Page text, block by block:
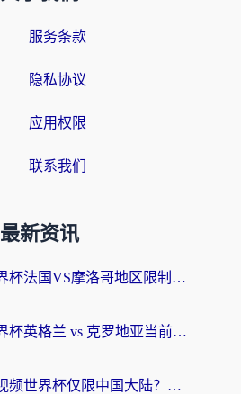
服务条款
隐私协议
应用权限
联系我们
最新资讯
在国外看世界杯法国VS摩洛哥地区限制？这篇指南让你流畅看中文解说无压力
在国外看世界杯英格兰 vs 克罗地亚当前地区不可播放？这篇指南帮你搞定所有海外观赛难题
在海外看央视频世界杯仅限中国大陆？这篇指南帮你解锁中文解说+无卡顿直播